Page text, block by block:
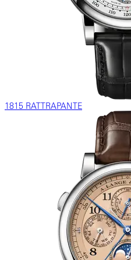
1815 RATTRAPANTE